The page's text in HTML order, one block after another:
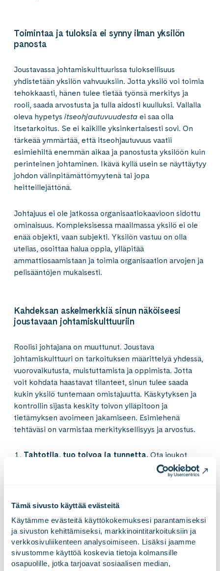
Tämä sivusto käyttää evästeitä
Käytämme evästeitä käyttökokemuksesi parantamiseksi
ja sivuston kehittämiseksi, markkinointitarkoituksiin ja
verkkosivuliikenteen analysoimiseen. Lisäksi jaamme
sivustomme käyttöä koskevia tietoja kolmansille
osapuolille, jotka tarjoavat sosiaalisen median,
Toimintaa ja tuloksia ei synny ilman yksilön
panosta
Joustavassa johtamiskulttuurissa tuloksellisuus
yhdistetään yksilön vahvuuksiin. Jotta yksilö voi toimia
tehokkaasti, hänen tulee tietää työnsä merkitys ja
rooli, saada arvostusta ja tulla aidosti kuulluksi. Vallalla
oleva hypetys itseohjautuvuudesta ei saa olla
itsetarkoitus. Se ei kaikille yksinkertaisesti sovi. On
tärkeää ymmärtää, että itseohjautuvuus vaatii
esimiehiltä enemmän aikaa ja panostusta yksilöön kuin
perinteinen johtaminen. Ikävä kyllä usein se näyttäytyy
johdon välinpitämättömyytenä tai jopa
heitteillejättönä.
Johtajuus ei ole jatkossa organisaatiokaavioon sidottu
ominaisuus. Kompleksisessa maailmassa yksilö ei ole
enää objekti, vaan subjekti. Yksilön vastuu on olla
utelias, osoittaa halua oppia, ylläpitää
ammattiosaamistaan ja toimia organisaation arvojen ja
pelisääntöjen mukaisesti.
Kahdeksan askelmerkkiä sinun näköiseesi
joustavaan johtamiskulttuuriin
Roolisi johtajana on muuttunut. Joustava
johtamiskulttuuri on tarkoituksen määrittelyä yhdessä,
vuorovaikutusta, muistuttamista ja oppimista. Jotta
voit kohdata haastavat tilanteet, sinun tulee saada
kukin yksilö tuntemaan omistajuutta. Käskytyksen ja
kontrollin sijasta keskity toivon ylläpitoon ja
tietämyksen avoimeen jakamiseen. Esimiehenä
tehtäväsi on varmistaa merkityksellisyys ja arvostus.
Tahtotila, tuo toivoa ja tunnetta. Ota joukot
mukaan ja innosta. Ohjaa kohti merkitystä.
Tukirakenteet, luo joustavat ja tehokkaat
rakenteet.Huomioi psykologinen turvallisuus.
Toimintakyky, viesti selkeästi yksilön tavoitteet
ja roolit.
Kasvata omistajuutta. Toimi jämäkästi.
Tuki, uskalla luottaa. Luovu käskytyksestä ja